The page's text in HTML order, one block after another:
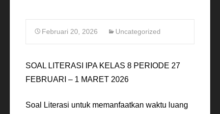
Februari 20, 2026 Uncategorized
SOAL LITERASI IPA KELAS 8 PERIODE 27
FEBRUARI – 1 MARET 2026
Soal Literasi untuk memanfaatkan waktu luang